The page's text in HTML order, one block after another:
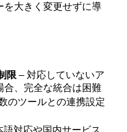
を大きく変更せずに導
限 – 対応していないア
合、完全な統合は困難
のツールとの連携設定
語対応や国内サービス